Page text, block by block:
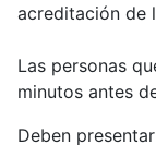
acreditación de
Las personas
minutos antes
Deben presentar